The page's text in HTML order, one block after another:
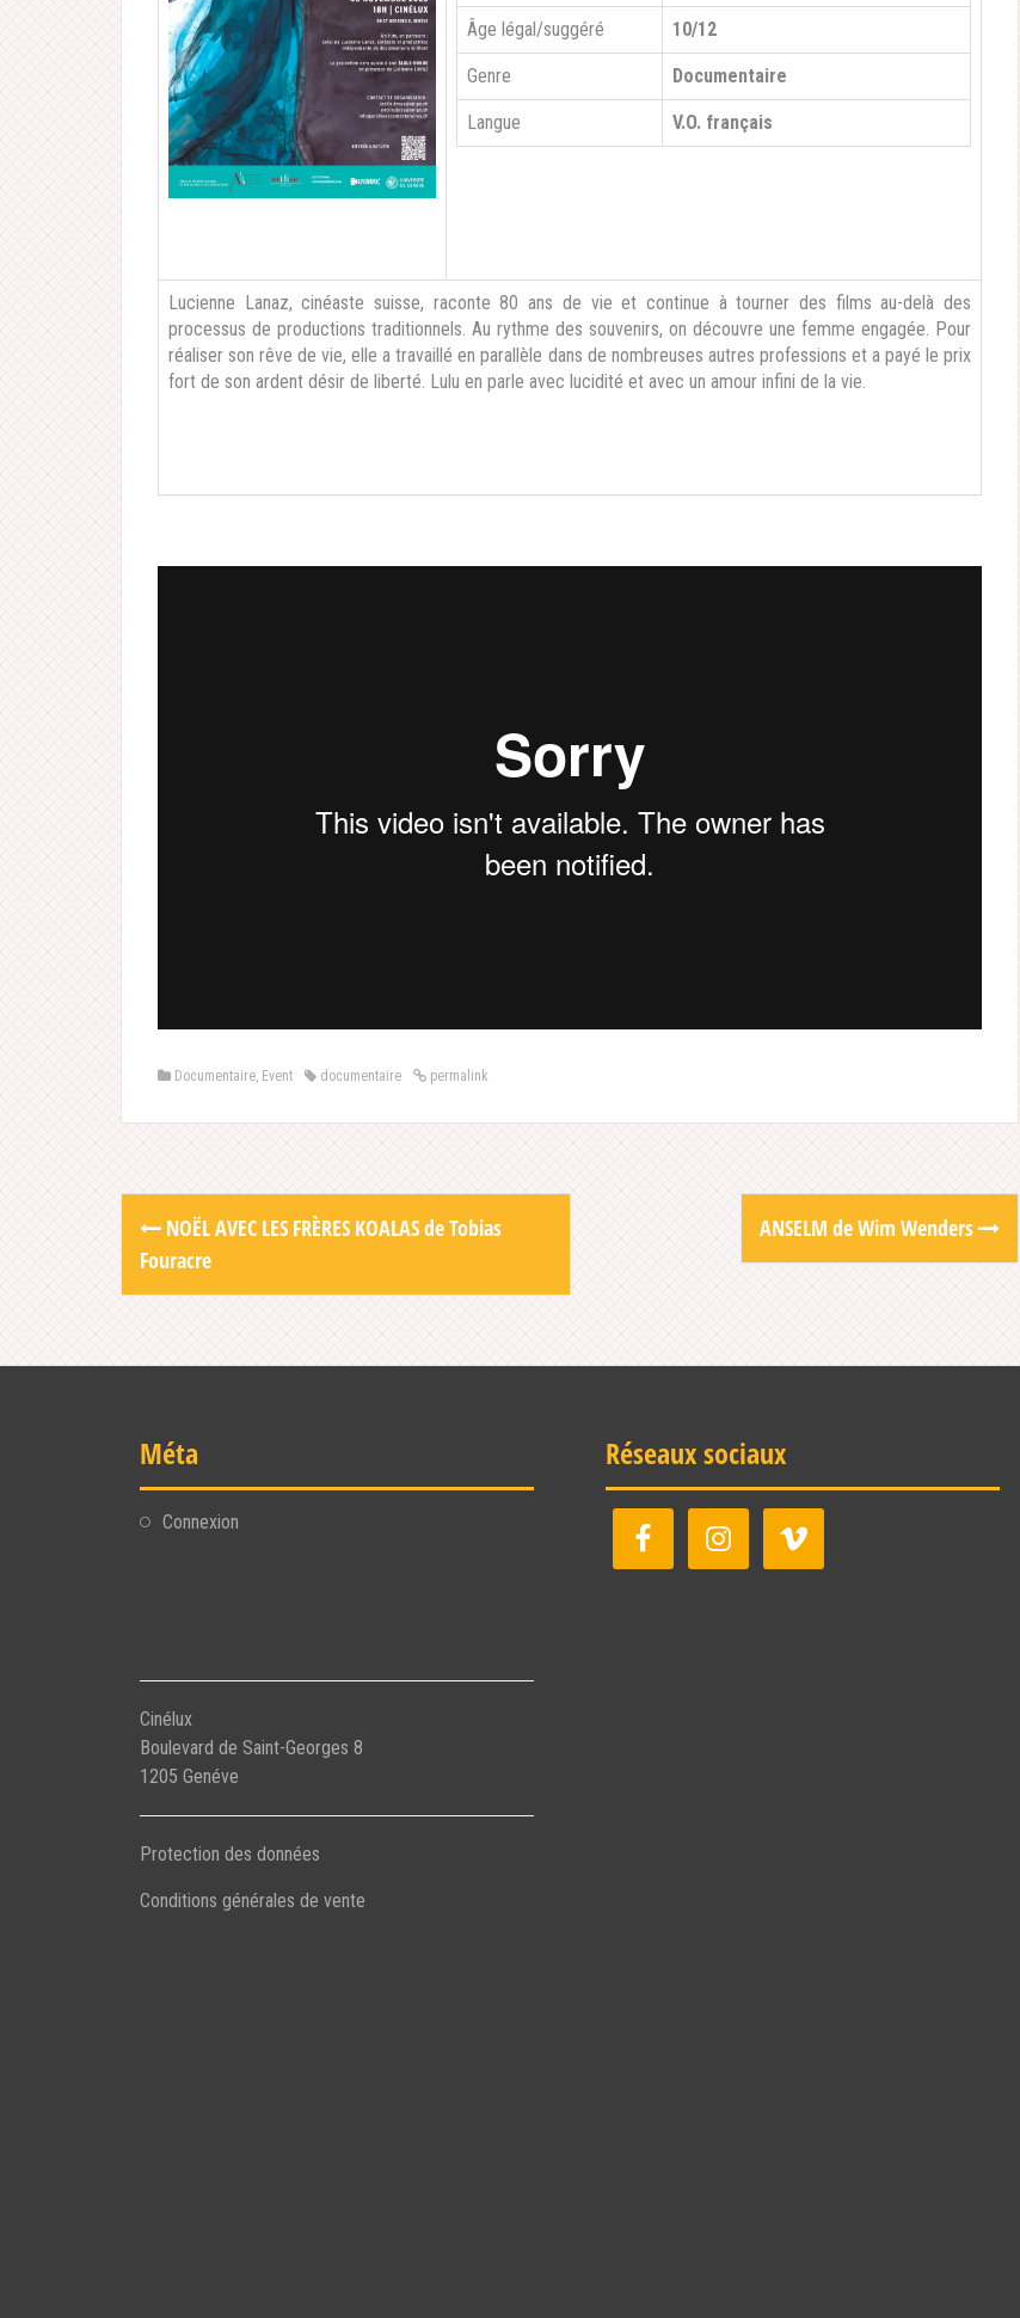
Âge légal/suggéré 10/12
Genre Documentaire
Langue V.O. français
Lucienne Lanaz, cinéaste suisse, raconte 80 ans de vie et continue à tourner des films au-delà des
processus de productions traditionnels. Au rythme des souvenirs, on découvre une femme engagée. Pour
réaliser son rêve de vie, elle a travaillé en parallèle dans de nombreuses autres professions et a payé le prix
fort de son ardent désir de liberté. Lulu en parle avec lucidité et avec un amour infini de la vie.
Documentaire, Event documentaire permalink
Post
navigation
NOËL AVEC LES FRÈRES KOALAS de Tobias
Fouracre
ANSELM de Wim Wenders
Méta
Connexion
Cinélux
Boulevard de Saint-Georges 8
1205 Genéve
Protection des données
Conditions générales de vente
Réseaux sociaux